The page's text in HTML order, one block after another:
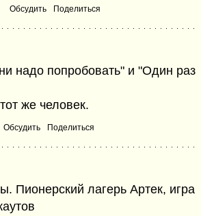
Обсудить Поделиться
надо попробовать" и "Один раз
же человек.
Обсудить Поделиться
Пионерский лагерь Артек, игра